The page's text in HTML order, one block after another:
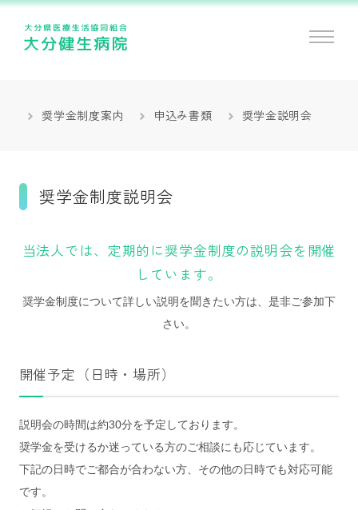
大分県医療生活協同組合 大分健生病院
奨学金制度案内 申込み書類 奨学金説明会
奨学金制度説明会
当法人では、定期的に奨学金制度の説明会を開催
しています。
奨学金制度について詳しい説明を聞きたい方は、是非ご参加下
さい。
開催予定（日時・場所）
説明会の時間は約30分を予定しております。
奨学金を受けるか迷っている方のご相談にも応じています。
下記の日時でご都合が合わない方、その他の日時でも対応可能
です。